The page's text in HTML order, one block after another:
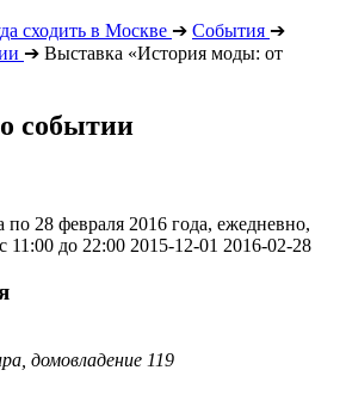
сходить в Москве ➔ События ➔
➔ Выставка «История моды: от
событии
по 28 февраля 2016 года, ежедневно,
11:00 до 22:00 2015-12-01 2016-02-28
домовладение 119